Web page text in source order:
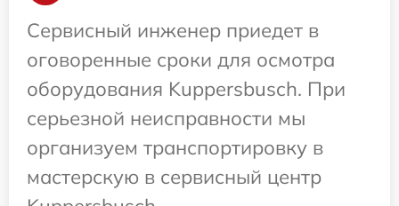
Сервисный инженер приедет в
оговоренные сроки для осмотра
оборудования Kuppersbusch. При
серьезной неисправности мы
организуем транспортировку в
мастерскую в сервисный центр